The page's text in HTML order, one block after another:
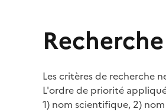
Les critères de recherche
L'ordre de priorité
1) nom scientifique, 2)